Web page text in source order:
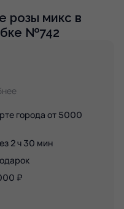
розы микс в
№742
города от 5000
2 ч 30 мин
₽